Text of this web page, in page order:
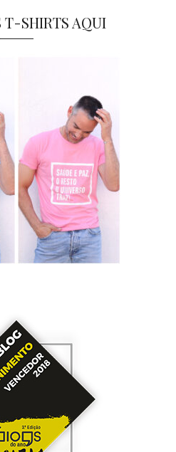
T-SHIRTS AQUI